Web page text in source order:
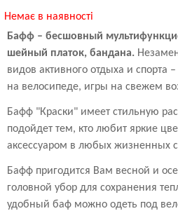
Немає в наявності
Бафф – бесшовный
шейный платок, бандана.
видов активного отдыха и спорта
на велосипеде, игры на свежем
Бафф "Краски" имеет стильную
подойдет тем, кто любит яркие
аксессуаром в любых жизненных
Бафф пригодится Вам весной и
головной убор для сохранения
удобный баф можно одеть под